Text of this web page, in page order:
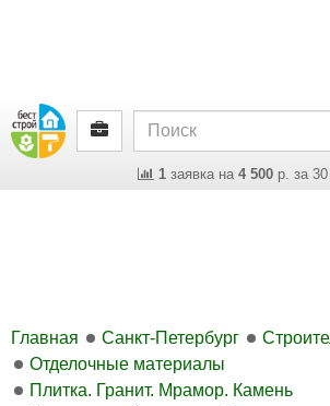
1заявка на 4 500р. за 30
Главная Санкт-Петербург
Отделочные материалы
Плитка. Гранит. Мрамор. Камень